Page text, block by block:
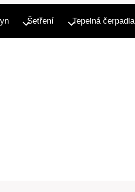
Šetření Tepelná čerpadla